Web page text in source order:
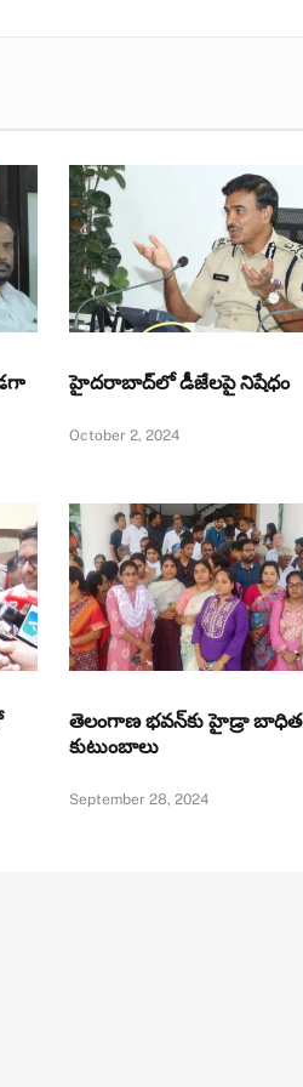
హైదరాబాద్‌లో డీజేలపై నిషేధం
October 2, 2024
తెలంగాణ భవన్‌కు హైడ్రా బాధిత
కుటుంబాలు
September 28, 2024